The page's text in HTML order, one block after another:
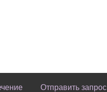
Отправить запрос